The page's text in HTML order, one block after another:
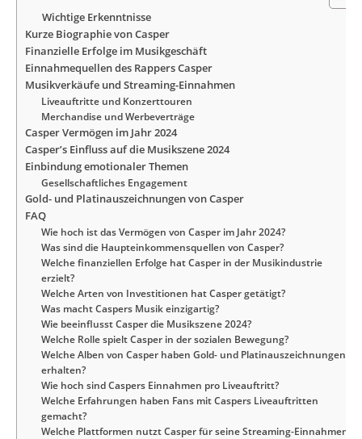
Wichtige Erkenntnisse
Kurze Biographie von Casper
Finanzielle Erfolge im Musikgeschäft
Einnahmequellen des Rappers Casper
Musikverkäufe und Streaming-Einnahmen
Liveauftritte und Konzerttouren
Merchandise und Werbeverträge
Casper Vermögen im Jahr 2024
Casper’s Einfluss auf die Musikszene 2024
Einbindung emotionaler Themen
Gesellschaftliches Engagement
Gold- und Platinauszeichnungen von Casper
FAQ
Wie hoch ist das Vermögen von Casper im Jahr 2024?
Was sind die Haupteinkommensquellen von Casper?
Welche finanziellen Erfolge hat Casper in der Musikindustrie
erzielt?
Welche Arten von Investitionen hat Casper getätigt?
Was macht Caspers Musik einzigartig?
Wie beeinflusst Casper die Musikszene 2024?
Welche Rolle spielt Casper in der sozialen Bewegung?
Welche Alben von Casper haben Gold- und Platinauszeichnungen
erhalten?
Wie hoch sind Caspers Einnahmen pro Liveauftritt?
Welche Erfahrungen haben Fans mit Caspers Liveauftritten
gemacht?
Welche Plattformen nutzt Casper für seine Streaming-Einnahmen?